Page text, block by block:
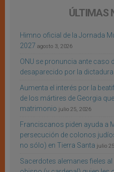
ÚLTIMAS
Himno oficial de la Jornada
2027 agosto 3, 2026
ONU se pronuncia ante caso
desaparecido por la
Aumenta el interés por la
de los mártires de Georgia
matrimonio julio 25, 2026
Franciscanos piden ayuda a
persecución de colonos
no sólo) en Tierra Santa julio
Sacerdotes alemanes fieles